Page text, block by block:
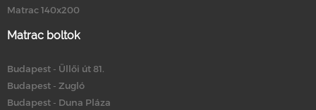
Matrac 140x200
Matrac boltok
Budapest - Üllői út 81.
Budapest - Zugló
Budapest - Duna Pláza